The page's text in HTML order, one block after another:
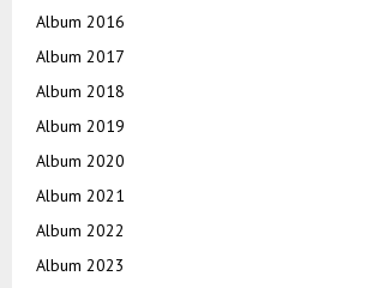
Album 2016
Album 2017
Album 2018
Album 2019
Album 2020
Album 2021
Album 2022
Album 2023